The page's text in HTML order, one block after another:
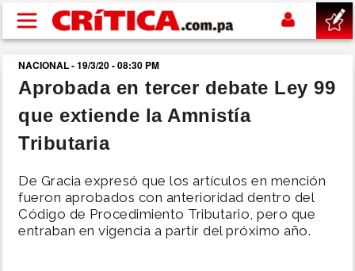
Pasar al contenido principal
buscar
SUCESOS
POLÍTICA
NACIONAL - 19/3/20 - 08:30 PM
Aprobada en tercer debate Ley 99
que extiende la Amnistía
Tributaria
De Gracia expresó que los artículos en mención
fueron aprobados con anterioridad dentro del
Código de Procedimiento Tributario, pero que
entraban en vigencia a partir del próximo año.